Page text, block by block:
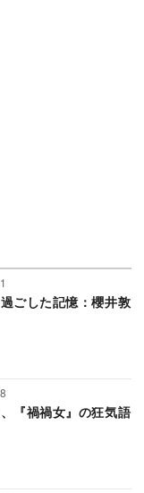
ごした記憶：櫻井敦
『禍禍女』の狂気語